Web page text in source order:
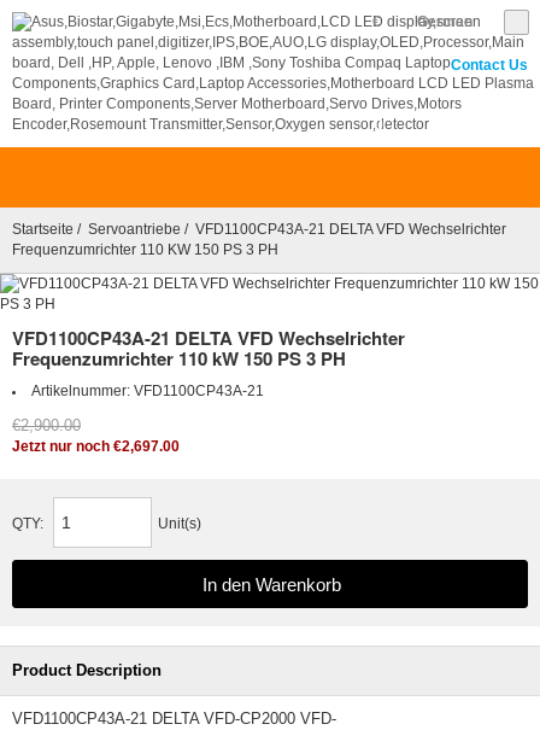
German
€
Contact Us
0
Startseite / Servoantriebe / VFD1100CP43A-21 DELTA VFD Wechselrichter
Frequenzumrichter 110 KW 150 PS 3 PH
VFD1100CP43A-21 DELTA VFD Wechselrichter
Frequenzumrichter 110 kW 150 PS 3 PH
Artikelnummer: VFD1100CP43A-21
€2,900.00
Jetzt nur noch €2,697.00
QTY: Unit(s)
Product Description
VFD1100CP43A-21 DELTA VFD-CP2000 VFD-